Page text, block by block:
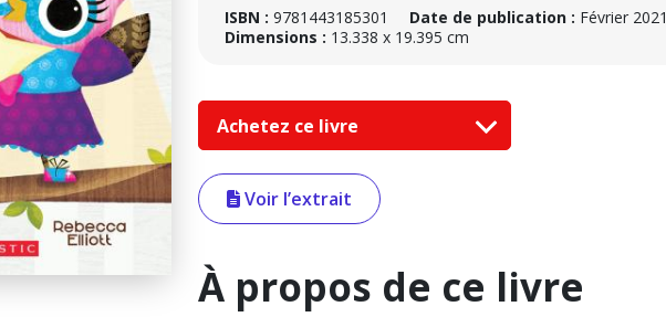
ISBN : 9781443185301 Date de publication : Février 2021
Dimensions : 13.338 x 19.395 cm
Achetez ce livre
Voir l’extrait
À propos de ce livre